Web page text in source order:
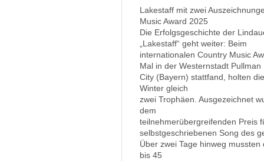
Lakestaff mit zwei
Music Award 2025
Die Erfolgsgeschichte der
„Lakestaff“ geht weiter: Beim
internationalen Country Music
Mal in der Westernstadt Pullman
City (Bayern) stattfand, holten
Winter gleich
zwei Trophäen. Ausgezeichnet
dem
teilnehmerübergreifenden Preis
selbstgeschriebenen Song des
Über zwei Tage hinweg
bis 45